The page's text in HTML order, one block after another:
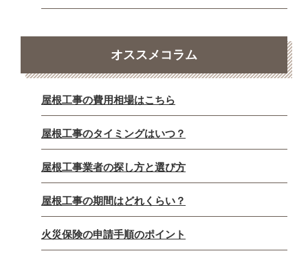
オススメコラム
屋根工事の費用相場はこちら
屋根工事のタイミングはいつ？
屋根工事業者の探し方と選び方
屋根工事の期間はどれくらい？
火災保険の申請手順のポイント